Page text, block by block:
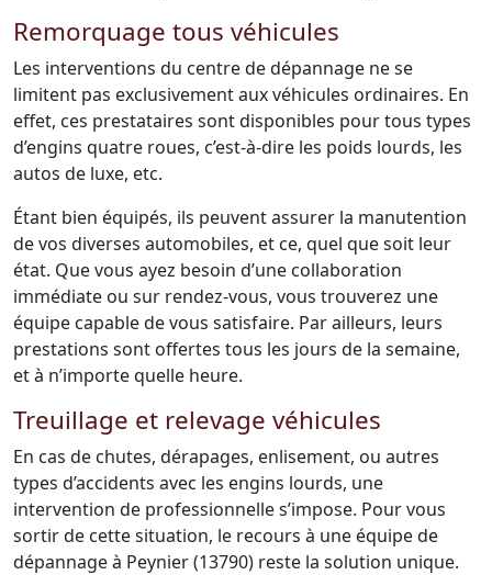
Remorquage tous véhicules
Les interventions du centre de dépannage ne se
limitent pas exclusivement aux véhicules ordinaires. En
effet, ces prestataires sont disponibles pour tous types
d’engins quatre roues, c’est-à-dire les poids lourds, les
autos de luxe, etc.
Étant bien équipés, ils peuvent assurer la manutention
de vos diverses automobiles, et ce, quel que soit leur
état. Que vous ayez besoin d’une collaboration
immédiate ou sur rendez-vous, vous trouverez une
équipe capable de vous satisfaire. Par ailleurs, leurs
prestations sont offertes tous les jours de la semaine,
et à n’importe quelle heure.
Treuillage et relevage véhicules
En cas de chutes, dérapages, enlisement, ou autres
types d’accidents avec les engins lourds, une
intervention de professionnelle s’impose. Pour vous
sortir de cette situation, le recours à une équipe de
dépannage à Peynier (13790) reste la solution unique.